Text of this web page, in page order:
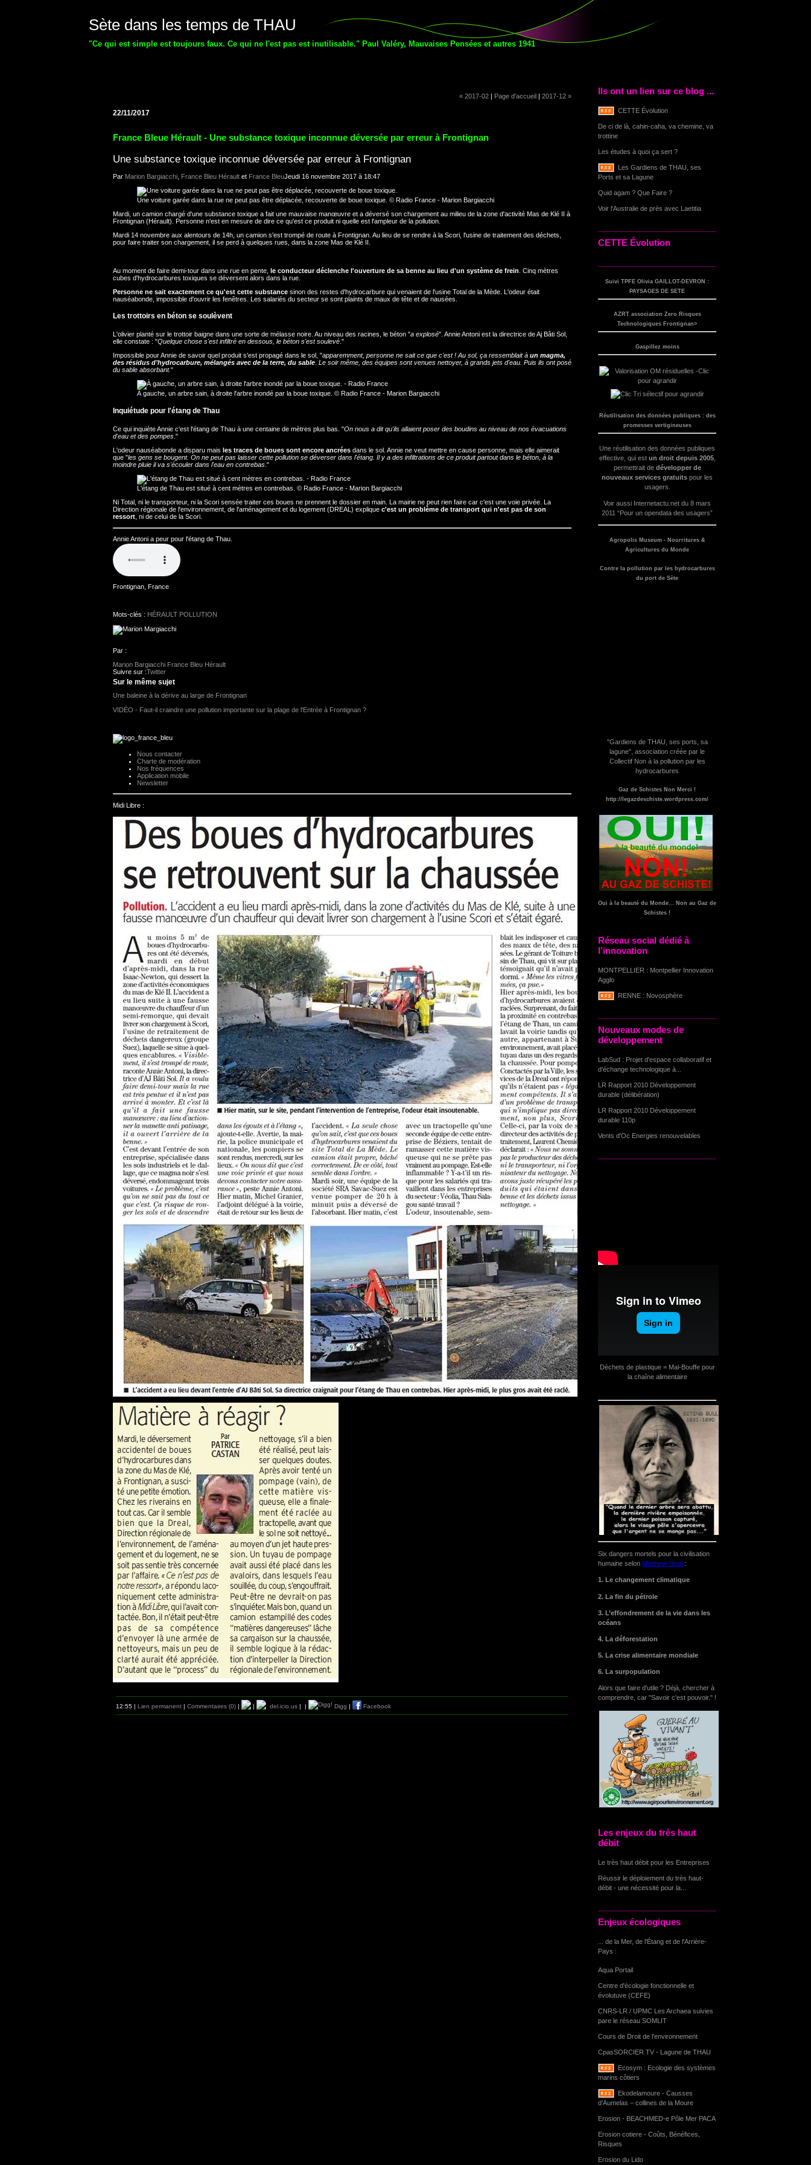
Sète dans les temps de THAU
"Ce qui est simple est toujours faux. Ce qui ne l'est pas est inutilisable." Paul Valéry, Mauvaises Pensées et autres 1941
Ils ont un lien sur ce blog ...
CETTE Évolution
De ci de là, cahin-caha, va chemine, va
trottine
Les études à quoi ça sert ?
Les Gardiens de THAU, ses
Ports et sa Lagune
Quid agam ? Que Faire ?
Voir l'Australie de près avec Laetitia
CETTE Évolution
Suivi TPFE Olivia GAILLOT-DEVRON :
PAYSAGES DE SETE
AZRT association Zero Risques
Technologiques Frontignan>
Gaspillez moins
Réutilisation des données publiques : des
promesses vertigineuses
Une réutilisation des données publiques
effective, qui est un droit depuis 2005,
permettrait de développer de
nouveaux services gratuits pour les
usagers.
Voir aussi Internetactu.net du 8 mars
2011 “Pour un opendata des usagers”
Agropolis Museum - Nourritures &
Agricultures du Monde
Contre la pollution par les hydrocarbures
du port de Sète
"Gardiens de THAU, ses ports, sa
lagune", association créée par le
Collectif Non à la pollution par les
hydrocarbures
Gaz de Schistes Non Merci !
http://legazdeschiste.wordpress.com/
Oui à la beauté du Monde... Non au Gaz de
Schistes !
Réseau social dédié à
l’innovation
MONTPELLIER : Montpellier Innovation
Agglo
RENNE : Novosphère
Nouveaux modes de
développement
LabSud : Projet d'espace collaboratif et
d’échange technologique à...
LR Rapport 2010 Développement
durable (délibération)
LR Rapport 2010 Développement
durable 110p
Vents d'Oc Energies renouvelables
Déchets de plastique = Mal-Bouffe pour
la chaîne alimentaire
Six dangers mortels pour la civilisation
humaine selon Matthew Stein :
1. Le changement climatique
2. La fin du pétrole
3. L’effondrement de la vie dans les
océans
4. La déforestation
5. La crise alimentaire mondiale
6. La surpopulation
Alors que faire d'utile ? Déjà, chercher à
comprendre, car "Savoir c'est pouvoir." !
Les enjeux du très haut
débit
Le très haut débit pour les Entreprises
Réussir le déploiement du très haut-
débit - une nécessité pour la...
Enjeux écologiques
... de la Mer, de l'Étang et de l'Arrière-
Pays :
Aqua Portail
Centre d'écologie fonctionnelle et
évolutuve (CEFE)
CNRS-LR / UPMC Les Archaea suivies
pare le réseau SOMLIT
Cours de Droit de l'environnement
CpasSORCIER TV - Lagune de THAU
Ecosym : Ecologie des systèmes
marins côtiers
Ekodelamoure - Causses
d’Aumelas – collines de la Moure
Erosion - BEACHMED-e Pôle Mer PACA
Erosion cotiere - Coûts, Bénéfices,
Risques
Erosion du Lido
« 2017-02 | Page d'accueil | 2017-12 »
22/11/2017
France Bleue Hérault - Une substance toxique inconnue déversée par erreur à Frontignan
Une substance toxique inconnue déversée par erreur à Frontignan
Par Marion Bargiacchi France Bleu Hérault et France BleuJeudi 16 novembre 2017 à 18:47
Une voiture garée dans la rue ne peut pas être déplacée, recouverte de boue toxique. © Radio France - Marion Bargiacchi
Mardi, un camion chargé d'une substance toxique a fait une mauvaise manœuvre et a déversé son chargement au milieu de la zone d'activité Mas de Klé II à
Frontignan (Hérault). Personne n'est en mesure de dire ce qu'est ce produit ni quelle est l'ampleur de la pollution.
Mardi 14 novembre aux alentours de 14h, un camion s'est trompé de route à Frontignan. Au lieu de se rendre à la Scori, l'usine de traitement des déchets,
pour faire traiter son chargement, il se perd à quelques rues, dans la zone Mas de Klé II.
Au moment de faire demi-tour dans une rue en pente, le conducteur déclenche l'ouverture de sa benne au lieu d'un système de frein . Cinq mètres
cubes d'hydrocarbures toxiques se déversent alors dans la rue.
Personne ne sait exactement ce qu'est cette substance sinon des restes d'hydrocarbure qui venaient de l'usine Total de la Mède. L'odeur était
nauséabonde, impossible d'ouvrir les fenêtres. Les salariés du secteur se sont plaints de maux de tête et de nausées.
Les trottoirs en béton se soulèvent
L'olivier planté sur le trottoir baigne dans une sorte de mélasse noire. Au niveau des racines, le béton "a explosé". Annie Antoni est la directrice de Aj Bâti Sol,
elle constate : "Quelque chose s'est infiltré en dessous, le béton s'est soulevé ."
Impossible pour Annie de savoir quel produit s'est propagé dans le sol, "apparemment, personne ne sait ce que c'est ! Au sol, ça ressemblait à un magma,
des résidus d’hydrocarbure, mélangés avec de la terre, du sable Le soir même, des équipes sont venues nettoyer, à grands jets d'eau. Puis ils ont posé
du sable absorbant."
À gauche, un arbre sain, à droite l'arbre inondé par la boue toxique. © Radio France - Marion Bargiacchi
Inquiétude pour l'étang de Thau
Ce qui inquiète Annie c'est l'étang de Thau à une centaine de mètres plus bas. "On nous a dit qu'ils allaient poser des boudins au niveau de nos évacuations
d'eau et des pompes ."
L'odeur nauséabonde a disparu mais les traces de boues sont encore ancrées dans le sol. Annie ne veut mettre en cause personne, mais elle aimerait
que "les gens se bougent. On ne peut pas laisser cette pollution se déverser dans l'étang. Il y a des infiltrations de ce produit partout dans le béton, à la
moindre pluie il va s'écouler dans l'eau en contrebas ."
L'étang de Thau est situé à cent mètres en contrebas. © Radio France - Marion Bargiacchi
Ni Total, ni le transporteur, ni la Scori sensée traiter ces boues ne prennent le dossier en main. La mairie ne peut rien faire car c'est une voie privée. La
Direction régionale de l'environnement, de l'aménagement et du logement (DREAL) explique c'est un problème de transport qui n'est pas de son
ressort , ni de celui de la Scori.
Annie Antoni a peur pour l'étang de Thau.
Frontignan, France
Mots-clés : HÉRAULT POLLUTION
Par :
Marion Bargiacchi France Bleu Hérault
Suivre sur :Twitter
Sur le même sujet
Une baleine à la dérive au large de Frontignan
VIDÉO - Faut-il craindre une pollution importante sur la plage de l'Entrée à Frontignan ?
Nous contacter
Charte de modération
Nos fréquences
Application mobile
Newsletter
Midi Libre :
12:55 | Lien permanent | Commentaires (0) | | del.icio.us | | Digg | Facebook